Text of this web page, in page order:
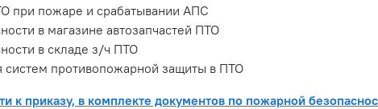
при пожаре и срабатывании АПС
в магазине автозапчастей ПТО
в складе з/ч ПТО
противопожарной защиты в ПТО
к приказу, в комплекте документов по пожарной